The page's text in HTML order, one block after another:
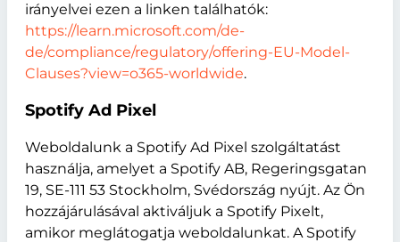
irányelvei ezen a linken találhatók:
https://learn.microsoft.com/de-
de/compliance/regulatory/offering-EU-Model-
Clauses?view=o365-worldwide.
Spotify Ad Pixel
Weboldalunk a Spotify Ad Pixel szolgáltatást
használja, amelyet a Spotify AB, Regeringsgatan
19, SE-111 53 Stockholm, Svédország nyújt. Az Ön
hozzájárulásával aktiváljuk a Spotify Pixelt,
amikor meglátogatja weboldalunkat. A Spotify